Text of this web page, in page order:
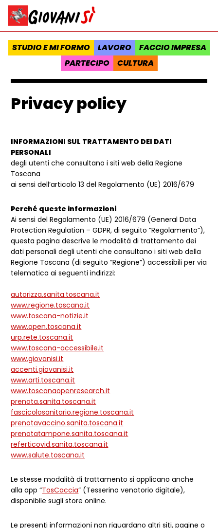
Vai al contenuto
Homepage Giovanisì - Progetto della Regione Toscana
STUDIO E MI FORMO LAVORO
FACCIO IMPRESA
PARTECIPO
CULTURA
Privacy policy
INFORMAZIONI SUL TRATTAMENTO DEI DATI
PERSONALI
degli utenti che consultano i siti web della Regione
Toscana
ai sensi dell’articolo 13 del Regolamento (UE) 2016/679
Perché queste informazioni
Ai sensi del Regolamento (UE) 2016/679 (General Data
Protection Regulation – GDPR, di seguito “Regolamento”),
questa pagina descrive le modalità di trattamento dei
dati personali degli utenti che consultano i siti web della
Regione Toscana (di seguito “Regione”) accessibili per via
telematica ai seguenti indirizzi:
autorizza.sanita.toscana.it
www.regione.toscana.it
www.toscana-notizie.it
www.open.toscana.it
urp.rete.toscana.it
www.toscana-accessibile.it
www.giovanisi.it
accenti.giovanisi.it
www.arti.toscana.it
www.toscanaopenresearch.it
prenota.sanita.toscana.it
fascicolosanitario.regione.toscana.it
prenotavaccino.sanita.toscana.it
prenotatampone.sanita.toscana.it
referticovid.sanita.toscana.it
www.salute.toscana.it
Le stesse modalità di trattamento si applicano anche
alla app “TosCaccia” (Tesserino venatorio digitale),
disponibile sugli store online.
Le presenti informazioni non riguardano altri siti, pagine o